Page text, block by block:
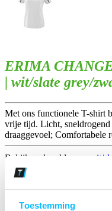
Toestemming
ERIMA
| wit/slate grey/
Met ons functionele T-shirt
vrije tijd. Licht,
draaggevoel; Comfortabele
Bekijk andere kleuren wit/